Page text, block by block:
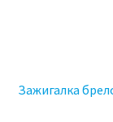
Зажигалка